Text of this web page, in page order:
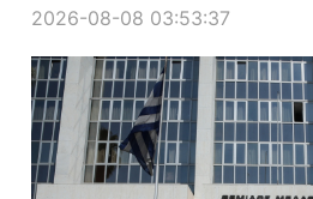
2026-08-08 03:53:37